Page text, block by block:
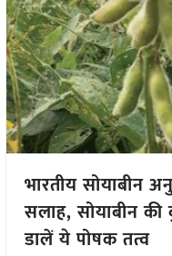
भारतीय सोयाबीन
सलाह, सोयाबीन
डालें ये पोषक तत्व